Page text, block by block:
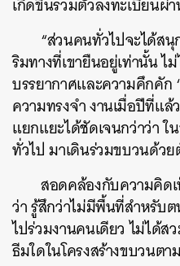
“ส่วนคนทั่วไปจะได้ส
ริมทางที่เขายืนอยู่เท่านั้น ไ
บรรยากาศและความคึกคัก
ความทรงจำ งานเมื่อปีที่แล้
แยกแยะได้ชัดเจนกว่าว่า
ทั่วไป มาเดินร่วมขบวนด้ว
สอดคล้องกับความคิด
ว่า รู้สึกว่าไม่มีพื้นที่สำหรับต
ไปร่วมงานคนเดียว ไม่ได้ส
ธีมใดในโครงสร้างขบวนต
ค้นหา